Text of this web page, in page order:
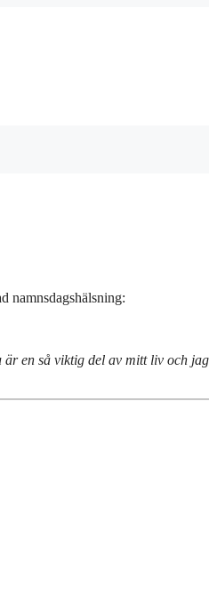
namnsdagshälsning:
en så viktig del av mitt liv och